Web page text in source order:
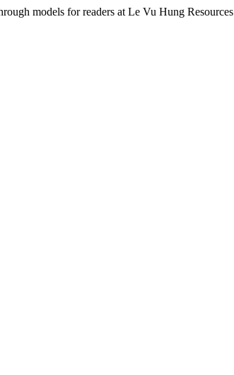
models for readers at Le Vu Hung